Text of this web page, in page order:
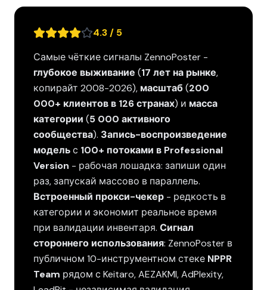
4.3 / 5
Самые чёткие сигналы ZennoPoster -
глубокое выживание (17 лет на рынке,
копирайт 2008-2026), масштаб(200
000+ клиентов в 126 странах) и масса
категории (5 000 активного
сообщества). Запись-воспроизведение
модельс 100+ потоками в Professional
Version - рабочая лошадка: запиши один
раз, запускай массово в параллель.
Встроенный прокси-чекер - редкость в
категории и экономит реальное время
при валидации инвентаря. Сигнал
стороннего использования: ZennoPoster в
публичном 10-инструментном стеке NPPR
Team рядом с Keitaro, AEZAKMI, AdPlexity,